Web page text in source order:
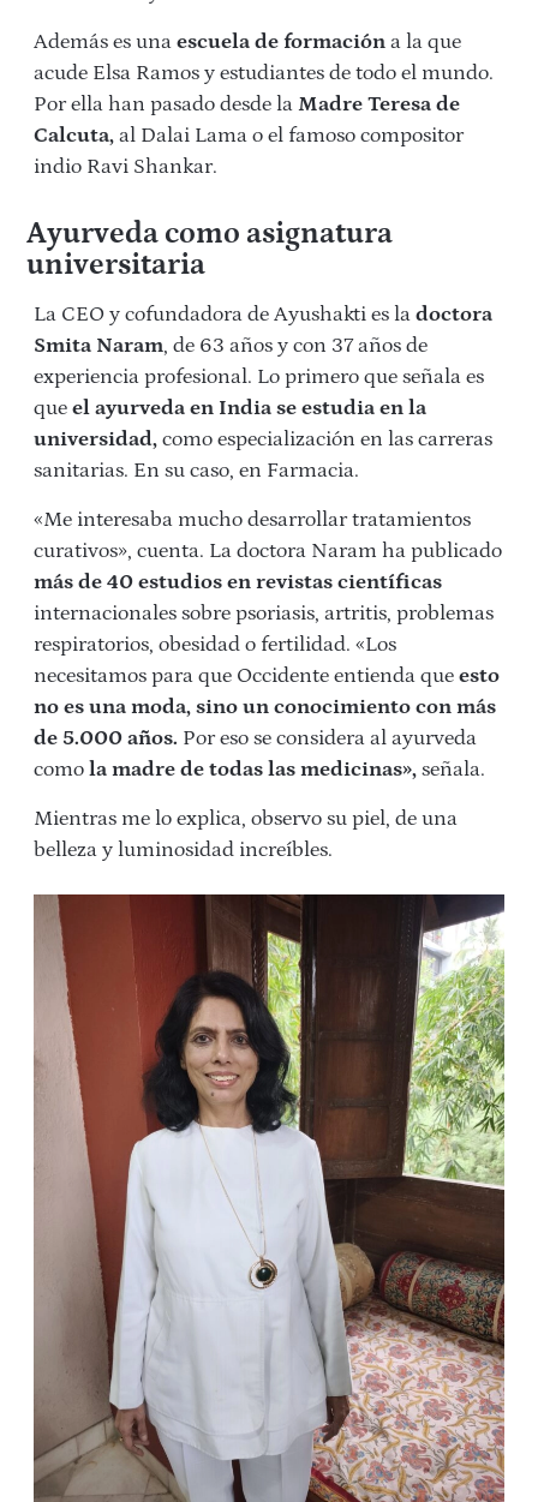
Además es una escuela de formación a la que
acude Elsa Ramos y estudiantes de todo el mundo.
Por ella han pasado desde la Madre Teresa de
Calcuta, al Dalai Lama o el famoso compositor
indio Ravi Shankar.
Ayurveda como asignatura
universitaria
La CEO y cofundadora de Ayushakti es la doctora
Smita Naram, de 63 años y con 37 años de
experiencia profesional. Lo primero que señala es
que el ayurveda en India se estudia en la
universidad, como especialización en las carreras
sanitarias. En su caso, en Farmacia.
«Me interesaba mucho desarrollar tratamientos
curativos», cuenta. La doctora Naram ha publicado
más de 40 estudios en revistas científicas
internacionales sobre psoriasis, artritis, problemas
respiratorios, obesidad o fertilidad. «Los
necesitamos para que Occidente entienda que esto
no es una moda, sino un conocimiento con más
de 5.000 años. Por eso se considera al ayurveda
como la madre de todas las medicinas», señala.
Mientras me lo explica, observo su piel, de una
belleza y luminosidad increíbles.